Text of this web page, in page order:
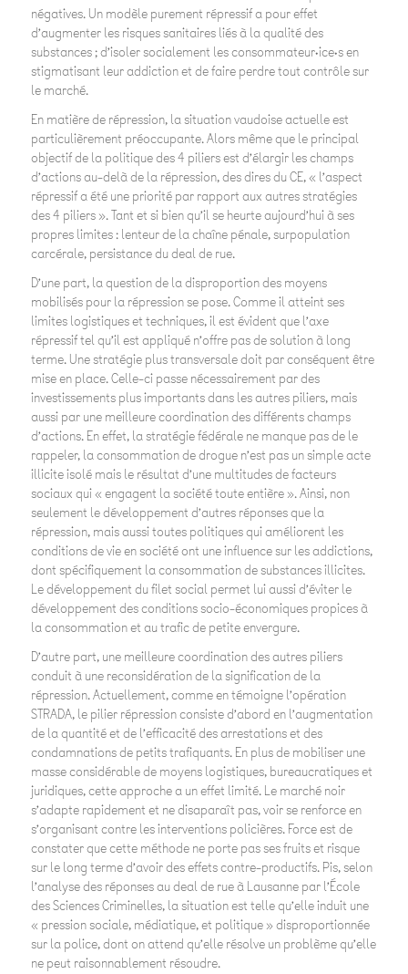
négatives. Un modèle purement répressif a pour effet
d’augmenter les risques sanitaires liés à la qualité des
substances ; d’isoler socialement les consommateur·ice·s en
stigmatisant leur addiction et de faire perdre tout contrôle sur
le marché.
En matière de répression, la situation vaudoise actuelle est
particulièrement préoccupante. Alors même que le principal
objectif de la politique des 4 piliers est d’élargir les champs
d’actions au-delà de la répression, des dires du CE, « l’aspect
répressif a été une priorité par rapport aux autres stratégies
des 4 piliers ».Tant et si bien qu’il se heurte aujourd’hui à ses
propres limites : lenteur de la chaîne pénale, surpopulation
carcérale, persistance du deal de rue.
D’une part, la question de la disproportion des moyens
mobilisés pour la répression se pose. Comme il atteint ses
limites logistiques et techniques, il est évident que l’axe
répressif tel qu’il est appliqué n’offre pas de solution à long
terme. Une stratégie plus transversale doit par conséquent être
mise en place. Celle-ci passe nécessairement par des
investissements plus importants dans les autres piliers, mais
aussi par une meilleure coordination des différents champs
d’actions. En effet, la stratégie fédérale ne manque pas de le
rappeler, la consommation de drogue n’est pas un simple acte
illicite isolé mais le résultat d’une multitudes de facteurs
sociaux qui « engagent la société toute entière ». Ainsi, non
seulement le développement d’autres réponses que la
répression, mais aussi toutes politiques qui améliorent les
conditions de vie en société ont une influence sur les addictions,
dont spécifiquement la consommation de substances illicites.
Le développement du filet social permet lui aussi d’éviter le
développement des conditions socio-économiques propices à
la consommation et au trafic de petite envergure.
D’autre part, une meilleure coordination des autres piliers
conduit à une reconsidération de la signification de la
répression. Actuellement, comme en témoigne l’opération
STRADA, le pilier répression consiste d’abord en l’augmentation
de la quantité et de l’efficacité des arrestations et des
condamnations de petits trafiquants. En plus de mobiliser une
masse considérable de moyens logistiques, bureaucratiques et
juridiques, cette approche a un effet limité. Le marché noir
s’adapte rapidement et ne disaparaît pas, voir se renforce en
s’organisant contre les interventions policières. Force est de
constater que cette méthode ne porte pas ses fruits et risque
sur le long terme d’avoir des effets contre-productifs. Pis, selon
l’analyse des réponses au deal de rue à Lausanne par l’École
des Sciences Criminelles, la situation est telle qu’elle induit une
« pression sociale, médiatique, et politique » disproportionnée
sur la police, dont on attend qu’elle résolve un problème qu’elle
ne peut raisonnablement résoudre.